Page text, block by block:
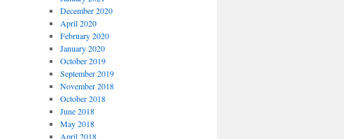
December 2020
April 2020
February 2020
January 2020
October 2019
September 2019
November 2018
October 2018
June 2018
May 2018
April 2018